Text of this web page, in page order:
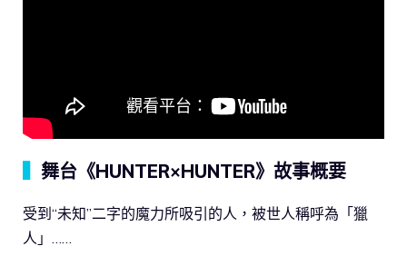
舞台《HUNTER×HUNTER》故事概要
受到“未知”二字的魔力所吸引的人，被世人稱呼為「獵
人」……